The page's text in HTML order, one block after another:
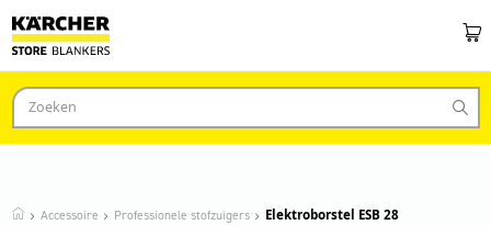
Accessoire Professionele stofzuigers Elektroborstel ESB 28